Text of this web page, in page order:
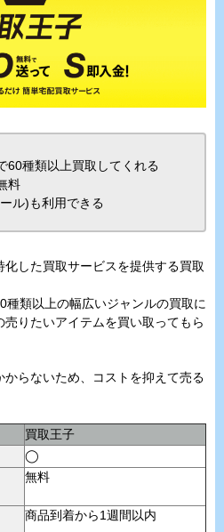
60種類以上買取してくれる
料
ル)も利用できる
した買取サービスを提供する買取
種類以上の幅広いジャンルの買取に
りたいアイテムを買い取ってもら
からないため、コストを抑えて売る
買取王子
◯
無料
商品到着から1週間以内